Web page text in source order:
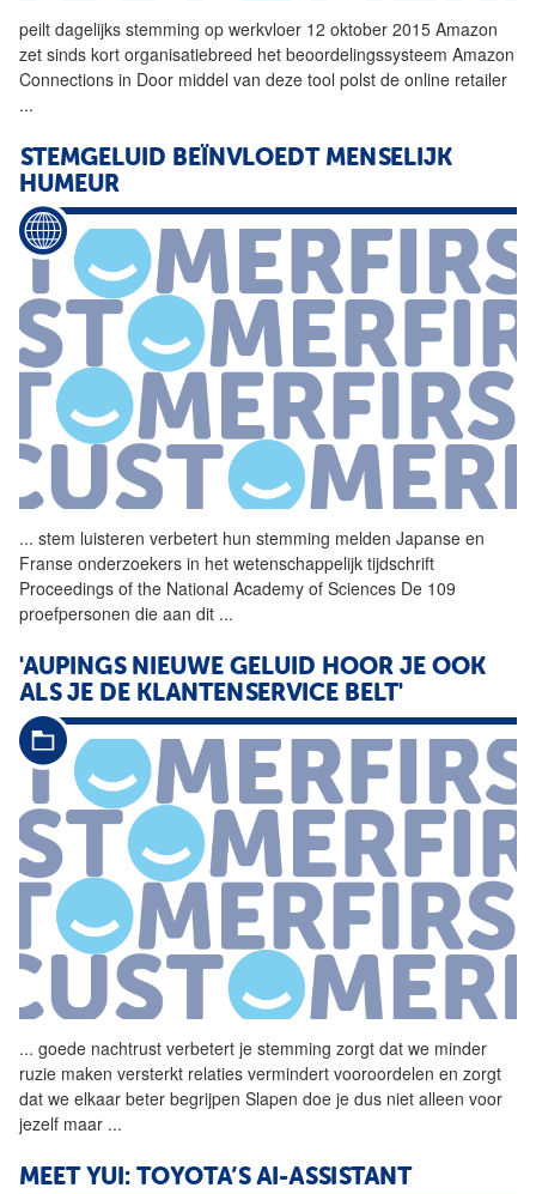
peilt dagelijks stemming op werkvloer 12 oktober 2015 Amazon
zet sinds kort organisatiebreed het beoordelingssysteem Amazon
Connections in Door middel van deze tool polst de online retailer
...
STEMGELUID BEÏNVLOEDT MENSELIJK
HUMEUR
... stem luisteren verbetert hun stemming melden Japanse en
Franse onderzoekers in het wetenschappelijk tijdschrift
Proceedings of the National Academy of Sciences De 109
proefpersonen die aan dit ...
'AUPINGS NIEUWE GELUID HOOR JE OOK
ALS JE DE KLANTENSERVICE BELT'
... goede nachtrust verbetert je stemming zorgt dat we minder
ruzie maken versterkt relaties vermindert vooroordelen en zorgt
dat we elkaar beter begrijpen Slapen doe je dus niet alleen voor
jezelf maar ...
MEET YUI: TOYOTA’S AI-ASSISTANT